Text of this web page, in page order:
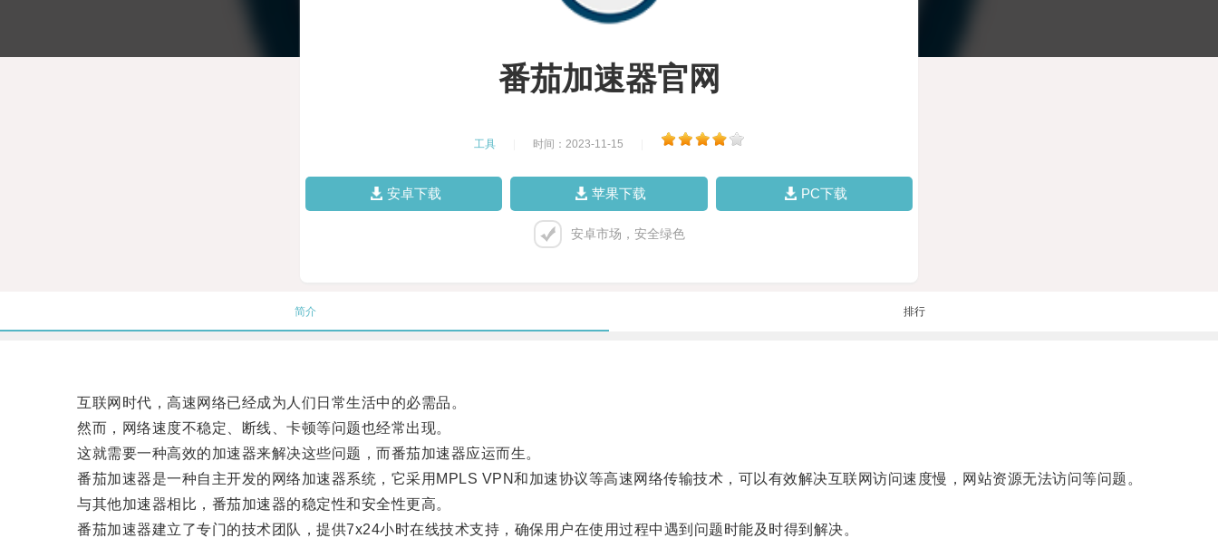
番茄加速器官网
工具 时间：2023-11-15
安卓下载 苹果下载 PC下载
安卓市场，安全绿色
简介 排行
互联网时代，高速网络已经成为人们日常生活中的必需品。
然而，网络速度不稳定、断线、卡顿等问题也经常出现。
这就需要一种高效的加速器来解决这些问题，而番茄加速器应运而生。
番茄加速器是一种自主开发的网络加速器系统，它采用MPLS VPN和加速协议等高速网络传输技术，可以有效解决互联网访问速度慢，网站资源无法访问等问题。
与其他加速器相比，番茄加速器的稳定性和安全性更高。
番茄加速器建立了专门的技术团队，提供7x24小时在线技术支持，确保用户在使用过程中遇到问题时能及时得到解决。